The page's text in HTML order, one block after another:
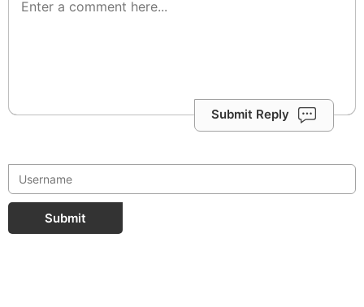
Submit Reply
Submit